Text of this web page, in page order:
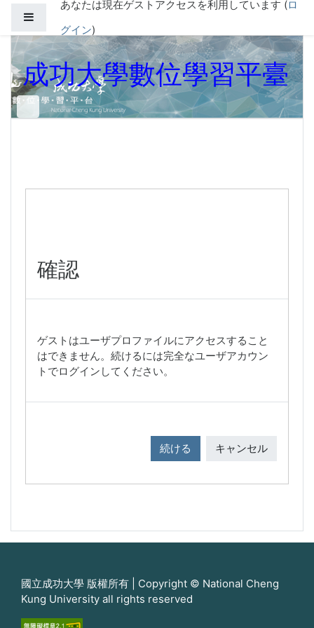
メインコンテンツへスキップする
あなたは現在ゲストアクセスを利用しています (ロ
グイン)
成功大學數位學習平臺
確認
ゲストはユーザプロファイルにアクセスすること
はできません。続けるには完全なユーザアカウン
トでログインしてください。
続ける キャンセル
國立成功大學 版權所有 | Copyright © National Cheng
Kung University all rights reserved